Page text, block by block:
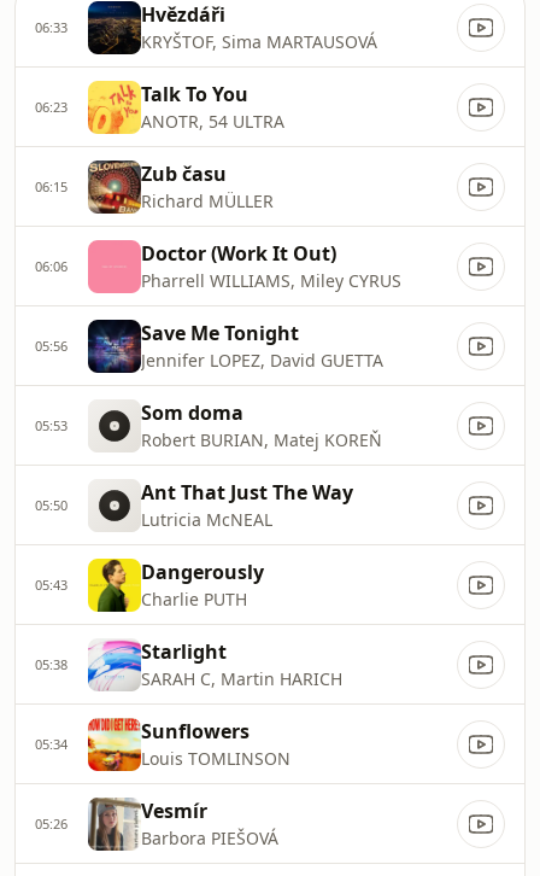
06:33 Hvězdáři
KRYŠTOF, Sima MARTAUSOVÁ
06:23 Talk To You
ANOTR, 54 ULTRA
06:15 Zub času
Richard MÜLLER
06:06 Doctor (Work It Out)
Pharrell WILLIAMS, Miley CYRUS
05:56 Save Me Tonight
Jennifer LOPEZ, David GUETTA
05:53 Som doma
Robert BURIAN, Matej KOREŇ
05:50 Ant That Just The Way
Lutricia McNEAL
05:43 Dangerously
Charlie PUTH
05:38 Starlight
SARAH C, Martin HARICH
05:34 Sunflowers
Louis TOMLINSON
05:26 Vesmír
Barbora PIEŠOVÁ